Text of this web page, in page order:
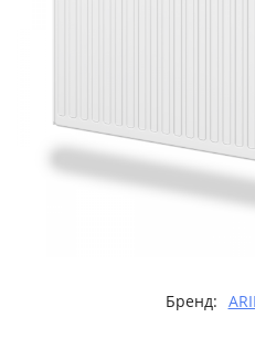
Бренд: